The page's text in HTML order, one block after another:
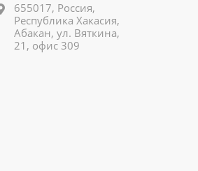
655017, Россия,
Республика Хакасия,
Абакан, ул. Вяткина,
21, офис 309